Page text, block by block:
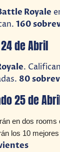
Royale
160
de Abril
.
80
25 de
en dos rooms
los 10